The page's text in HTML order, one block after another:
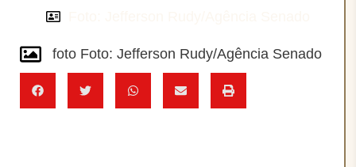
foto Foto: Jefferson Rudy/Agência Senado